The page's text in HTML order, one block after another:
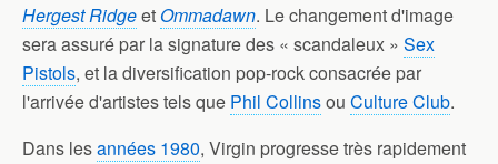
Hergest RidgeetOmmadawn. Le changement d'image
sera assuré par la signature des « scandaleux » Sex
Pistols, et la diversification pop-rock consacrée par
l'arrivée d'artistes tels que Phil Collinsou Culture Club.
Dans lesannées 1980, Virgin progresse très rapidement